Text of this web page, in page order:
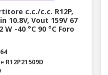
c.c./c.c. R12P,
10.8V, Vout 159V 67
W -40 °C 90 °C Foro
R12P21509D